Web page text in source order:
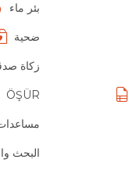
بئر ماء
ضحية
زكاة
ÖŞÜR
البحث